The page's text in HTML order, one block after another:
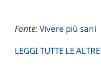
Fonte: Vivere più sani
LEGGI TUTTE LE